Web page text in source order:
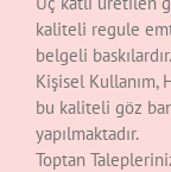
kaliteli regule
belgeli baskılardır.
Kişisel Kullanım,
bu kaliteli göz
yapılmaktadır.
Toptan